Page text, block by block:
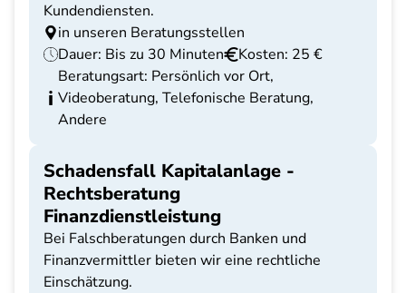
Kundendiensten.
in unseren Beratungsstellen
Dauer: Bis zu 30 Minuten
Kosten: 25 €
Beratungsart: Persönlich vor Ort,
Videoberatung, Telefonische Beratung,
Andere
Schadensfall Kapitalanlage -
Rechtsberatung
Finanzdienstleistung
Bei Falschberatungen durch Banken und
Finanzvermittler bieten wir eine rechtliche
Einschätzung.